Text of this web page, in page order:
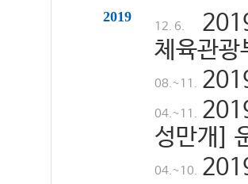
2019
12. 6.
체육관광
08.~11.
04.~11.
성만개]
04.~10.